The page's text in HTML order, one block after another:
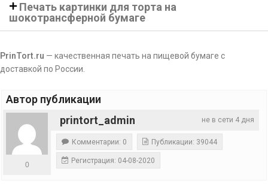
Печать картинки для торта на
шокотрансферной бумаге
PrinTort.ru — качественная печать на пищевой бумаге с
доставкой по России.
Автор публикации
не в сети 4 дня
printort_admin
0
Комментарии: 0 Публикации: 39044
Регистрация: 04-08-2020